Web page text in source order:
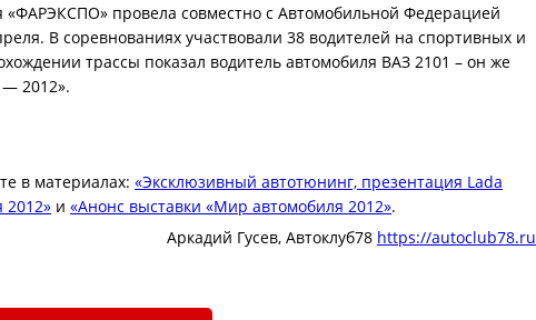
«ФАРЭКСПО» провела совместно с Автомобильной Федерацией
В соревнованиях участвовали 38 водителей на спортивных и
трассы показал водитель автомобиля ВАЗ 2101 – он же
— 2012».
в материалах: «Эксклюзивный автотюнинг, презентация Lada
2012» и «Анонс выставки «Мир автомобиля 2012».
Аркадий Гусев, Автоклуб78 https://autoclub78.ru